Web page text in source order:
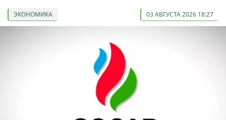
ЭКОНОМИКА 03 АВГУСТА 2026 18:27